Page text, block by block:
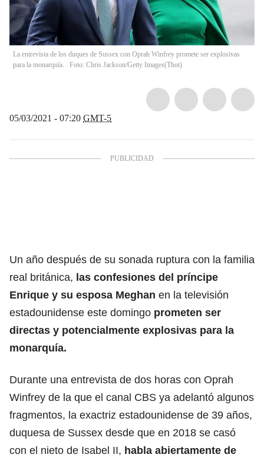
La entrevista de los duques de Sussex con Oprah Winfrey promete ser explosivas
para la monarquía. . Foto: Chris Jackson/Getty Images(Thot)
05/03/2021 - 07:20 GMT-5
Un año después de su sonada ruptura con la familia
real británica, las confesiones del príncipe
Enrique y su esposa Meghan en la televisión
estadounidense este domingo prometen ser
directas y potencialmente explosivas para la
monarquía.
Durante una entrevista de dos horas con Oprah
Winfrey de la que el canal CBS ya adelantó algunos
fragmentos, la exactriz estadounidense de 39 años,
duquesa de Sussex desde que en 2018 se casó
con el nieto de Isabel II, habla abiertamente de